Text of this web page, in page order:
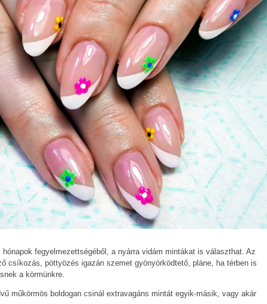
fegyelmezettségéből, a nyárra vidám mintákat is választhat. Az
csíkozás, pöttyözés igazán szemet gyönyörködtető, pláne, ha térben is
a körmünkre.
műkörmös boldogan csinál extravagáns mintát egyik-másik, vagy akár